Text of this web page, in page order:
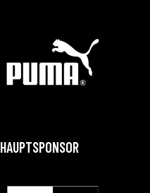
HAUPTSPONSOR